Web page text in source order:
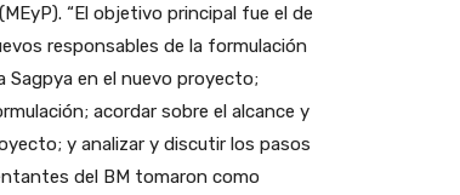
“El objetivo principal fue el de
responsables de la formulación
Sagpya en el nuevo proyecto;
acordar sobre el alcance y
y analizar y discutir los pasos
del BM tomaron como